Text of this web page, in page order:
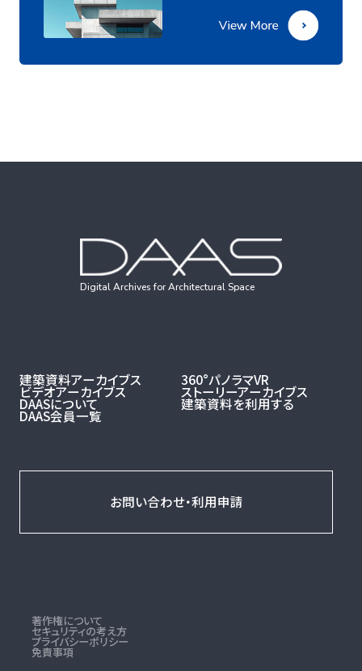
Digital Archives for Architectural Space
建築資料アーカイブス 360°パノラマVR
ビデオアーカイブス ストーリーアーカイブス
DAASについて 建築資料を利用する
DAAS会員一覧
お問い合わせ・利用申請
著作権について
セキュリティの考え方
プライバシーポリシー
免責事項